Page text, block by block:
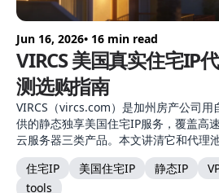
Jun 16, 2026• 16 min read
VIRCS 美国真实住宅IP
测选购指南
VIRCS（vircs.com）是加州房产公司用
供的静态独享美国住宅IP服务，覆盖高
云服务器三类产品。本文讲清它和代理
场景与选购建议。
住宅IP 美国住宅IP 静态IP
tools